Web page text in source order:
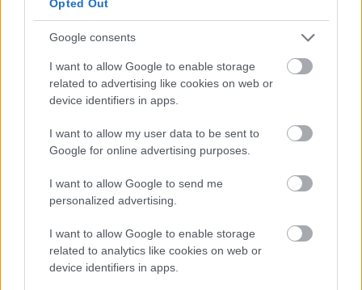
Opted Out
Google consents
I want to allow Google to enable storage
related to advertising like cookies on web or
device identifiers in apps.
I want to allow my user data to be sent to
Google for online advertising purposes.
I want to allow Google to send me
personalized advertising.
I want to allow Google to enable storage
related to analytics like cookies on web or
device identifiers in apps.